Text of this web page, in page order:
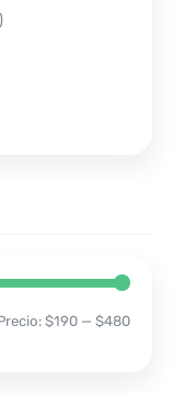
$190 — $480